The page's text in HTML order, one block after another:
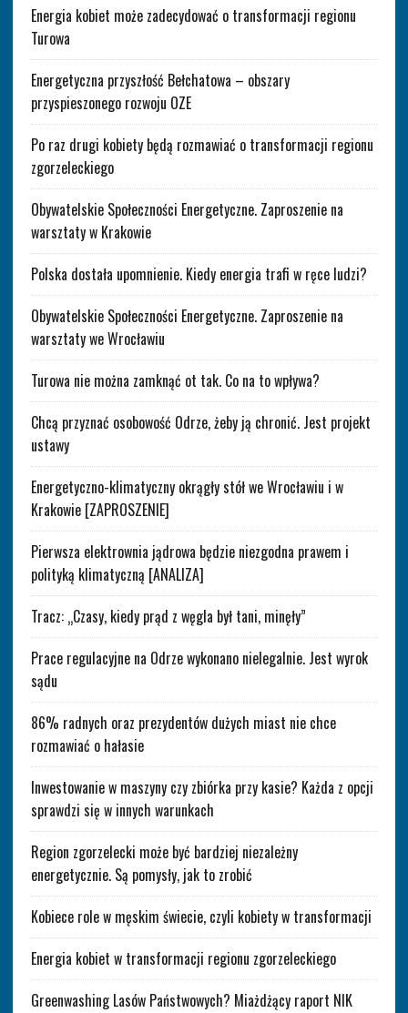
Energia kobiet może zadecydować o transformacji regionu
Turowa
Energetyczna przyszłość Bełchatowa – obszary
przyspieszonego rozwoju OZE
Po raz drugi kobiety będą rozmawiać o transformacji regionu
zgorzeleckiego
Obywatelskie Społeczności Energetyczne. Zaproszenie na
warsztaty w Krakowie
Polska dostała upomnienie. Kiedy energia trafi w ręce ludzi?
Obywatelskie Społeczności Energetyczne. Zaproszenie na
warsztaty we Wrocławiu
Turowa nie można zamknąć ot tak. Co na to wpływa?
Chcą przyznać osobowość Odrze, żeby ją chronić. Jest projekt
ustawy
Energetyczno-klimatyczny okrągły stół we Wrocławiu i w
Krakowie [ZAPROSZENIE]
Pierwsza elektrownia jądrowa będzie niezgodna prawem i
polityką klimatyczną [ANALIZA]
Tracz: „Czasy, kiedy prąd z węgla był tani, minęły”
Prace regulacyjne na Odrze wykonano nielegalnie. Jest wyrok
sądu
86% radnych oraz prezydentów dużych miast nie chce
rozmawiać o hałasie
Inwestowanie w maszyny czy zbiórka przy kasie? Każda z opcji
sprawdzi się w innych warunkach
Region zgorzelecki może być bardziej niezależny
energetycznie. Są pomysły, jak to zrobić
Kobiece role w męskim świecie, czyli kobiety w transformacji
Energia kobiet w transformacji regionu zgorzeleckiego
Greenwashing Lasów Państwowych? Miażdżący raport NIK